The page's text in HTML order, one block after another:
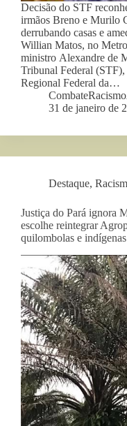
Decisão do STF
irmãos Breno e Murilo
derrubando casas e
Willian Matos, no
ministro Alexandre de
Tribunal Federal
Regional Federal da…
31 de janeiro de
Destaque,
Justiça do Pará ignora
escolhe reintegrar
quilombolas e